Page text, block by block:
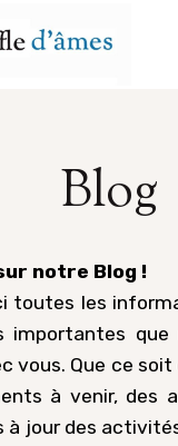
Blog
notre Blog !
toutes les
importantes que
vous. Que ce soit
à venir, des
à jour des